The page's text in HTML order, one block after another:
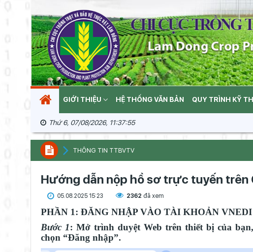
GIỚI THIỆU HỆ THỐNG VĂN BẢN QUY TRÌNH KỸ
Thứ 6, 07/08/2026, 11:37:57
THÔNG TIN TTBVTV
Hướng dẫn nộp hồ sơ trực tuyến trên
05.08.2025 15:23 2362 đã xem
PHẦN 1: ĐĂNG NHẬP VÀO TÀI KHOẢN VNEDI
Bước 1: Mở trình duyệt Web trên thiết bị của
chọn “Đăng nhập”.